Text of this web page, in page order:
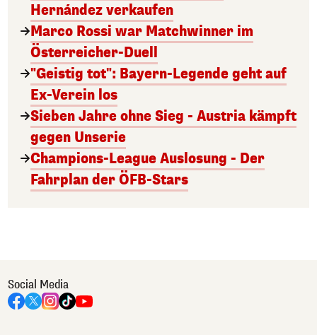
Hernández verkaufen
Marco Rossi war Matchwinner im
Österreicher-Duell
"Geistig tot": Bayern-Legende geht auf
Ex-Verein los
Sieben Jahre ohne Sieg - Austria kämpft
gegen Unserie
Champions-League Auslosung - Der
Fahrplan der ÖFB-Stars
Social Media